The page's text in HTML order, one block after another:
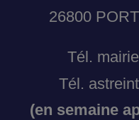
26800
Tél.
Tél.
(en semaine